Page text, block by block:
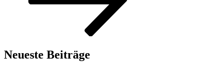
Neueste Beiträge